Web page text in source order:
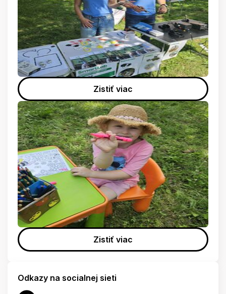
Zistiť viac
Zistiť viac
Odkazy na socialnej sieti